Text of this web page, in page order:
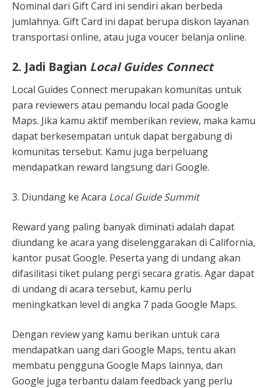
Nominal dari Gift Card ini sendiri akan berbeda
jumlahnya. Gift Card ini dapat berupa diskon layanan
transportasi online, atau juga voucer belanja online.
2. Jadi Bagian Local Guides Connect
Local Guides Connect merupakan komunitas untuk
para reviewers atau pemandu local pada Google
Maps. Jika kamu aktif memberikan review, maka kamu
dapat berkesempatan untuk dapat bergabung di
komunitas tersebut. Kamu juga berpeluang
mendapatkan reward langsung dari Google.
3. Diundang ke Acara Local Guide Summit
Reward yang paling banyak diminati adalah dapat
diundang ke acara yang diselenggarakan di California,
kantor pusat Google. Peserta yang di undang akan
difasilitasi tiket pulang pergi secara gratis. Agar dapat
di undang di acara tersebut, kamu perlu
meningkatkan level di angka 7 pada Google Maps.
Dengan review yang kamu berikan untuk cara
mendapatkan uang dari Google Maps, tentu akan
membatu pengguna Google Maps lainnya, dan
Google juga terbantu dalam feedback yang perlu